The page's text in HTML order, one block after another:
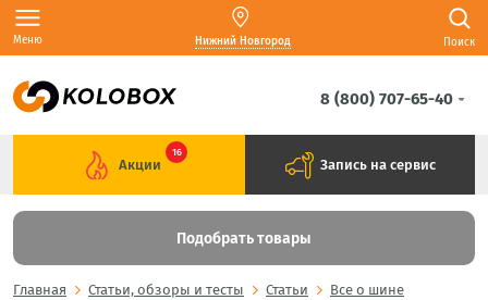
Меню Нижний Новгород Поиск
8 (800) 707-65-40
Акции
16
Запись на сервис
Подобрать товары
Главная Статьи, обзоры и тесты Статьи Все о шине